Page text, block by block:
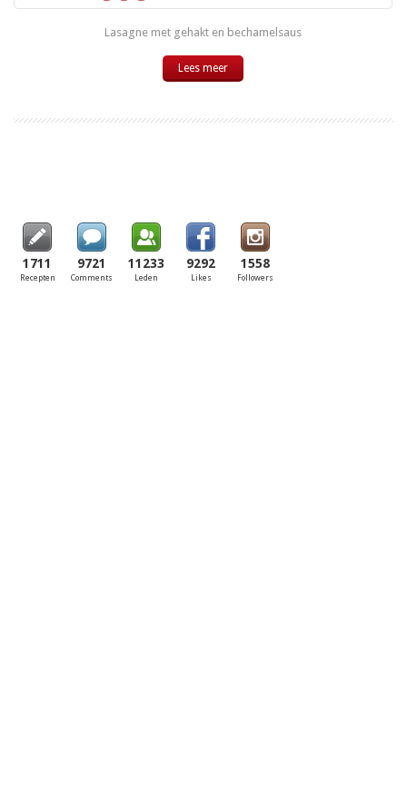
Lasagne met gehakt en bechamelsaus
Lees meer
1711
Recepten
9721
Comments
11233
Leden
9292
Likes
1558
Followers